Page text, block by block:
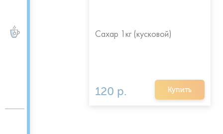
Сахар 1кг (кусковой)
120 р. Купить